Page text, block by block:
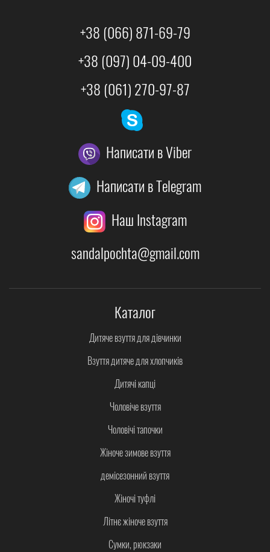
+38 (066) 871-69-79
+38 (097) 04-09-400
+38 (061) 270-97-87
Написати в Viber
Написати в Telegram
Наш Instagram
sandalpochta@gmail.com
Каталог
Дитяче взуття для дівчинки
Взуття дитяче для хлопчиків
Дитячі капці
Чоловіче взуття
Чоловічі тапочки
Жіноче зимове взуття
демісезонний взуття
Жіночі туфлі
Літнє жіноче взуття
Сумки, рюкзаки